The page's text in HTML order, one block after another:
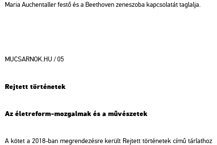
Maria Auchentaller festő és a Beethoven zeneszoba kapcsolatát taglalja.
MUCSARNOK.HU / 05
Rejtett történetek
Az életreform-mozgalmak és a művészetek
A kötet a 2018-ban megrendezésre került Rejtett történetek című tárlathoz